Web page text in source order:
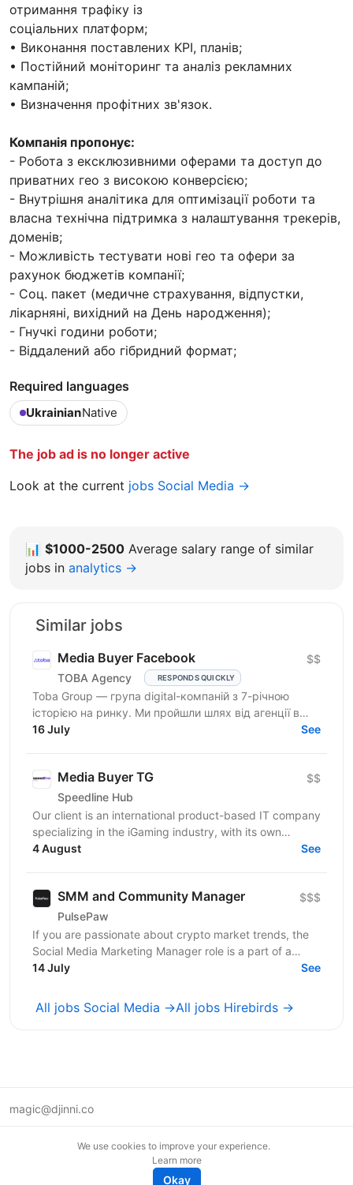
отримання трафіку із
соціальних платформ;
• Виконання поставлених KPI, планів;
• Постійний моніторинг та аналіз рекламних
кампаній;
• Визначення профітних зв'язок.
Компанія пропонує:
- Робота з ексклюзивними оферами та доступ до
приватних гео з високою конверсією;
- Внутрішня аналітика для оптимізації роботи та
власна технічна підтримка з налаштування трекерів,
доменів;
- Можливість тестувати нові гео та офери за
рахунок бюджетів компанії;
- Соц. пакет (медичне страхування, відпустки,
лікарняні, вихідний на День народження);
- Гнучкі години роботи;
- Віддалений або гібридний формат;
Required languages
UkrainianNative
The job ad is no longer active
Look at the current jobs Social Media →
📊 $1000-2500 Average salary range of similar
jobs in analytics →
Similar jobs
Media Buyer Facebook
TOBA Agency RESPONDS QUICKLY
$$
Toba Group — група digital-компаній з 7-річною
історією на ринку. Ми пройшли шлях від агенції в
Telegram-маркетингу до повноцінної екосистеми:
16 July See
Media Buyer TG
Speedline Hub
$$
Our client is an international product-based IT company
specializing in the iGaming industry, with its own
affiliate program and in-house products in online...
4 August See
SMM and Community Manager
PulsePaw
$$$
If you are passionate about crypto market trends, the
Social Media Marketing Manager role is a part of a
project specializing in the cryptocurrency area....
14 July See
All jobs Social Media →All jobs Hirebirds →
magic@djinni.co
We use cookies to improve your experience.
Learn more
Okay